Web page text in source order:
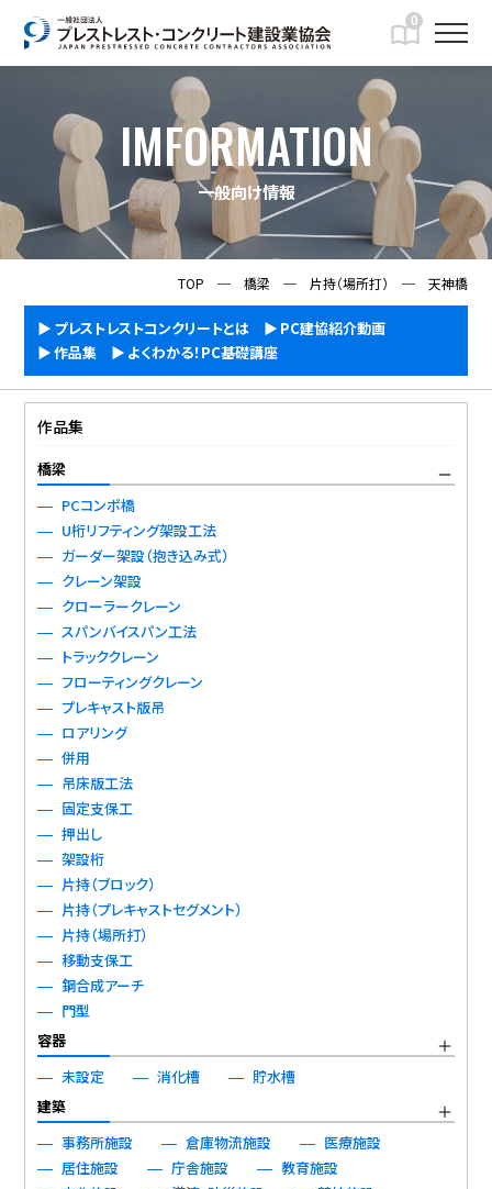
0
IMFORMATION
一般向け情報
TOP ─ 橋梁 ─ 片持（場所打） ─ 天神橋
プレストレストコンクリートとは
PC建協紹介動画
作品集
よくわかる！PC基礎講座
作品集
橋梁
PCコンポ橋
U桁リフティング架設工法
ガーダー架設（抱き込み式）
クレーン架設
クローラークレーン
スパンバイスパン工法
トラッククレーン
フローティングクレーン
プレキャスト版吊
ロアリング
併用
吊床版工法
固定支保工
押出し
架設桁
片持（ブロック）
片持（プレキャストセグメント）
片持（場所打）
移動支保工
鋼合成アーチ
門型
容器
未設定
消化槽
貯水槽
建築
事務所施設
倉庫物流施設
医療施設
居住施設
庁舎施設
教育施設